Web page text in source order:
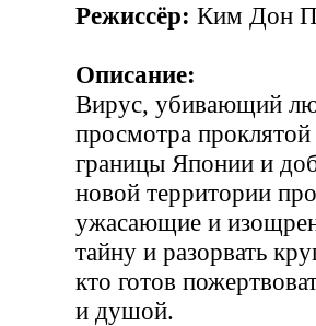
Режиссёр: Ким Дон
Описание:
Вирус, убивающий
просмотра проклятой
границы Японии и
новой территории
ужасающие и
тайну и разорвать
кто готов
и душой.